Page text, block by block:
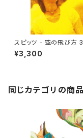
スピッツ - 空の飛び方
niversary Edition(完全
生産)(Cassette Tape)
¥3,300
同じカテゴリの商品